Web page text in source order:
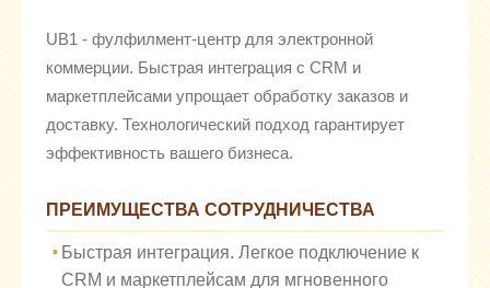
UB1 - фулфилмент-центр для электронной
коммерции. Быстрая интеграция с CRM и
маркетплейсами упрощает обработку заказов и
доставку. Технологический подход гарантирует
эффективность вашего бизнеса.
ПРЕИМУЩЕСТВА СОТРУДНИЧЕСТВА
Быстрая интеграция. Легкое подключение к
CRM и маркетплейсам для мгновенного